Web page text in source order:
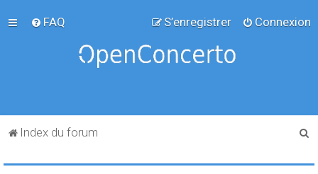
FAQ Connexion
S’enregistrer
Index du forum